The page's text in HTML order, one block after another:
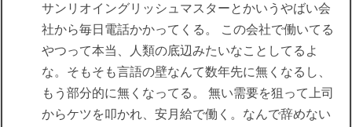
サンリオイングリッシュマスターとかいうやばい会
社から毎日電話かかってくる。 この会社で働いてる
やつって本当、人類の底辺みたいなことしてるよ
な。そもそも言語の壁なんて数年先に無くなるし、
もう部分的に無くなってる。 無い需要を狙って上司
からケツを叩かれ、安月給で働く。なんで辞めない